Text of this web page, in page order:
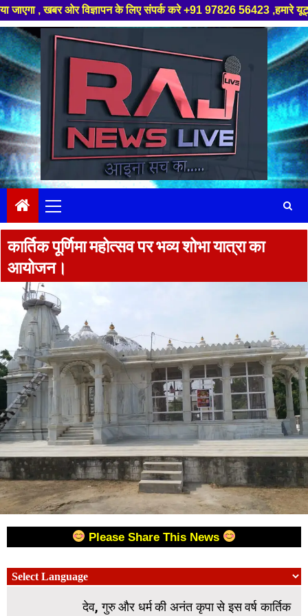
ओर विज्ञापन के लिए संपर्क करे +91 97826 56423 ,हमारे यूट्यूब चैनल
Skip
to
content
Menu
कार्तिक पूर्णिमा महोत्सव पर भव्य शोभा यात्रा का
आयोजन।
Please Share This News
देव, गुरु और धर्म की अनंत कृपा से इस वर्ष कार्तिक